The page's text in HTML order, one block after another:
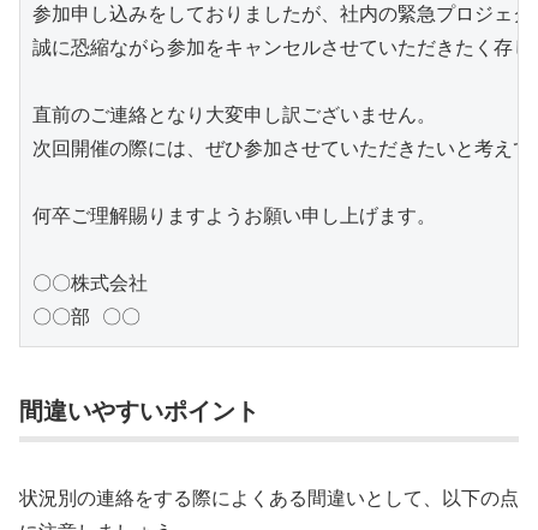
参加申し込みをしておりましたが、社内の緊急プロジェ
誠に恐縮ながら参加をキャンセルさせていただきたく存じ
直前のご連絡となり大変申し訳ございません。
次回開催の際には、ぜひ参加させていただきたいと考えて
何卒ご理解賜りますようお願い申し上げます。
〇〇株式会社
〇〇部 〇〇
間違いやすいポイント
状況別の連絡をする際によくある間違いとして、以下の点